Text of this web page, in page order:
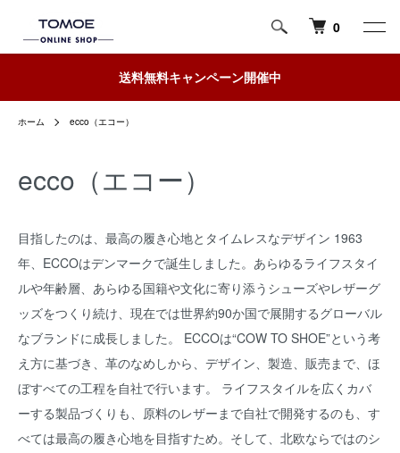
0
送料無料キャンペーン開催中
ホーム ecco（エコー）
ecco（エコー）
目指したのは、最高の履き心地とタイムレスなデザイン 1963
年、ECCOはデンマークで誕生しました。あらゆるライフスタイ
ルや年齢層、あらゆる国籍や文化に寄り添うシューズやレザーグ
ッズをつくり続け、現在では世界約90か国で展開するグローバル
なブランドに成長しました。 ECCOは“COW TO SHOE”という考
え方に基づき、革のなめしから、デザイン、製造、販売まで、ほ
ぼすべての工程を自社で行います。 ライフスタイルを広くカバ
ーする製品づくりも、原料のレザーまで自社で開発するのも、す
べては最高の履き心地を目指すため。そして、北欧ならではのシ